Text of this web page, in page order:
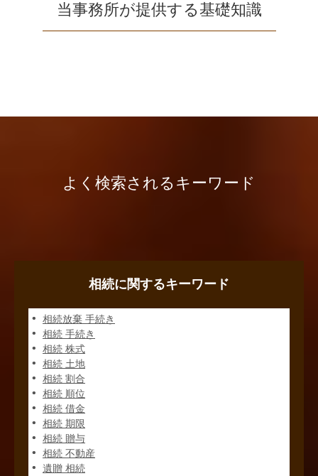
当事務所が提供する基礎知識
よく検索されるキーワード
相続に関するキーワード
相続放棄 手続き
相続 手続き
相続 株式
相続 土地
相続 割合
相続 順位
相続 借金
相続 期限
相続 贈与
相続 不動産
遺贈 相続